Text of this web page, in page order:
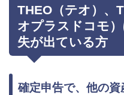
THEO（テオ）、
オプラスドコモ
失が出ている方
確定申告で、他の